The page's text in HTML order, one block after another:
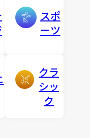
スポ
ーツ
クラ
シッ
ク